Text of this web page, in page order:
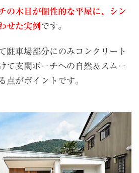
の木目が個性的な平屋に、シン
せた実例 です。
駐車場部分にのみコンクリート
て玄関ポーチへの自然＆スムー
点がポイントです。